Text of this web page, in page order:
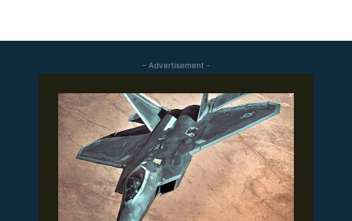
- Advertisement -